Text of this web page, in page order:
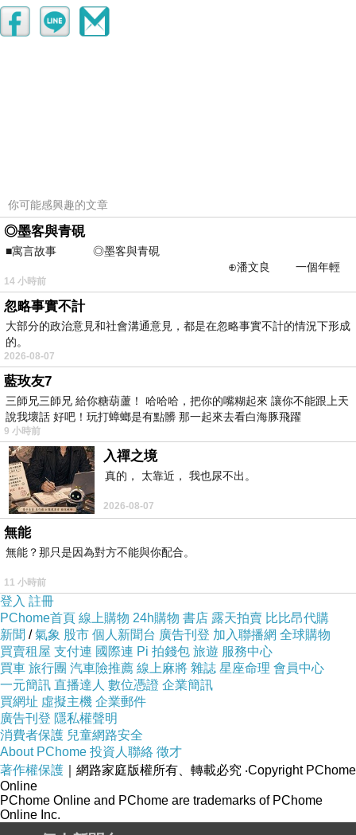
member=af000027898
站,mamibuy新手爸媽勸敗團,mamibuy嬰兒用品
推薦網,mamibuy 喜舖,mamibuy寶貝特
店,mamibuy網站,mamibuy限定版母子手
帳,mamibuy媽咪敗,mamibuy寶貝特店(好雞婆)
芯衣童裝~紅色螃蟹背心裙哈衣 | :::Mamibuy 華
人第一嬰兒用品推薦網站:::
商品介紹;
你可能感興趣的文章
◎墨客與青硯
■寓言故事 ◎墨客與青硯
⊕潘文良 一個年輕
的墨客，在京城的古玩肆裡
14 小時前
忽略事實不計
大部分的政治意見和社會溝通意見，都是在忽略事實不計的情況下形成
的。
2026-08-07
藍玫友7
三師兄三師兄 給你糖葫蘆！ 哈哈哈，把你的嘴糊起來 讓你不能跟上天
說我壞話 好吧！玩打蟑螂是有點髒 那一起來去看白海豚飛躍
9 小時前
入禪之境
真的， 太靠近， 我也尿不出。
2026-08-07
無能
無能？那只是因為對方不能與你配合。
11 小時前
登入 註冊
PChome首頁 線上購物 24h購物 書店 露天拍賣 比比昂代購
新聞 /氣象 股市 個人新聞台 廣告刊登 加入聯播網 全球購物
買賣租屋 支付連 國際連 Pi 拍錢包 旅遊 服務中心
買車 旅行團 汽車險推薦 線上麻將 雜誌 星座命理 會員中心
一元簡訊 直播達人 數位憑證 企業簡訊
買網址 虛擬主機 企業郵件
廣告刊登 隱私權聲明
消費者保護 兒童網路安全
About PChome 投資人聯絡 徵才
著作權保護 ｜網路家庭版權所有、轉載必究 ‧Copyright PChome
Online
PChome Online and PChome are trademarks of PChome
Online Inc.